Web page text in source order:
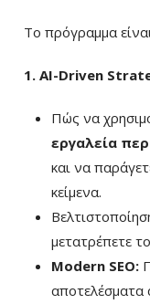
Το πρόγραμμα
1. AI-Driven
Πώς να
εργαλεία
και να
κείμενα.
μετατρέπετε
Modern SEO:
αποτελέσματα